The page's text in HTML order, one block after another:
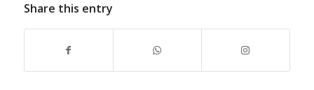
Share this entry